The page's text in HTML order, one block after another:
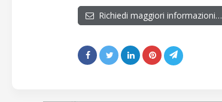
Richiedi maggiori informazioni…